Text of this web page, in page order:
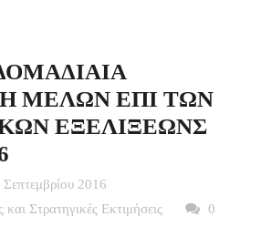
ΜΕΛΩΝ ΕΠΙ ΤΩΝ
ΕΞΕΛΙΞΕΩΝΣ
Σεπτεμβρίου 2016
και Στρατηγικές Εκτιμήσεις
0